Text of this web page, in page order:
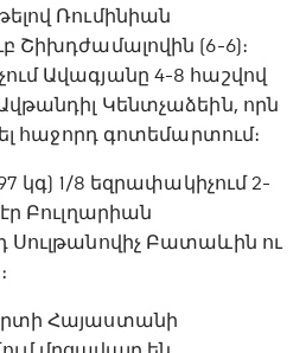
Ռումինիան
Շիխդժամալովին (6-6)։
Ավագյանը 4-8 հաշվով
Կենտչաձեին, որն
հաջորդ գոտեմարտում։
կգ) 1/8 եզրափակիչում 2-
Բուլղարիան
Սուլթանովիչ Բատաևին ու
Հայաստանի